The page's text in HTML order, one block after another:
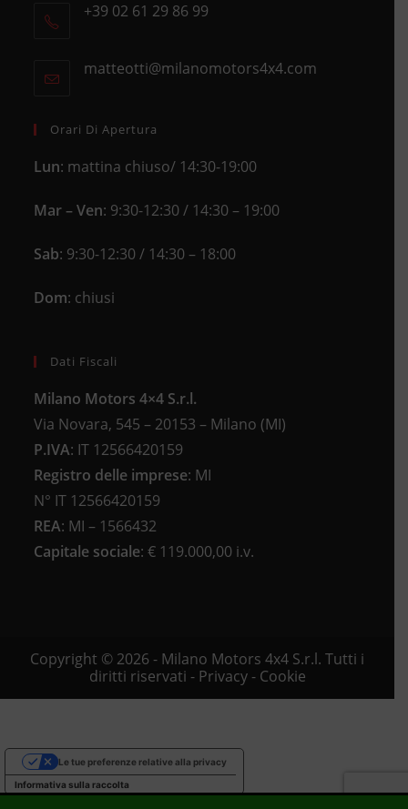
in
+39 02 61 29 86 99
your
matteotti@milanomotors4x4.comOpens
Orari Di Apertura
Lun: mattina chiuso/ 14:30-19:00
Mar – Ven: 9:30-12:30 / 14:30 – 19:00
Sab: 9:30-12:30 / 14:30 – 18:00
Dom: chiusi
Dati Fiscali
Milano Motors 4×4 S.r.l.
Via Novara, 545 – 20153 – Milano (MI)
P.IVA: IT 12566420159
Registro delle imprese: MI
N° IT 12566420159
REA: MI – 1566432
Capitale sociale: € 119.000,00 i.v.
Copyright © 2026 - Milano Motors 4x4 S.r.l. Tutti i
diritti riservati - Privacy- Cookie
Informativa sulla raccolta
Le tue preferenze relative alla privacy